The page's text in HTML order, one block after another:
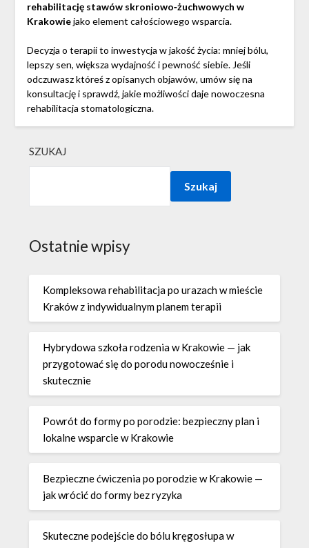
rehabilitację stawów skroniowo‑żuchwowych w
Krakowiejako element całościowego wsparcia.
Decyzja o terapii to inwestycja w jakość życia: mniej bólu,
lepszy sen, większa wydajność i pewność siebie. Jeśli
odczuwasz któreś z opisanych objawów, umów się na
konsultację i sprawdź, jakie możliwości daje nowoczesna
rehabilitacja stomatologiczna.
SZUKAJ
Szukaj
Ostatnie wpisy
Kompleksowa rehabilitacja po urazach w mieście
Kraków z indywidualnym planem terapii
Hybrydowa szkoła rodzenia w Krakowie — jak
przygotować się do porodu nowocześnie i
skutecznie
Powrót do formy po porodzie: bezpieczny plan i
lokalne wsparcie w Krakowie
Bezpieczne ćwiczenia po porodzie w Krakowie —
jak wrócić do formy bez ryzyka
Skuteczne podejście do bólu kręgosłupa w